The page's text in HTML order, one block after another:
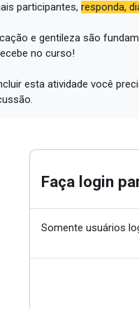
participantes,responda,
e gentileza são
no curso!
esta atividade você
Faça login
Somente usuários